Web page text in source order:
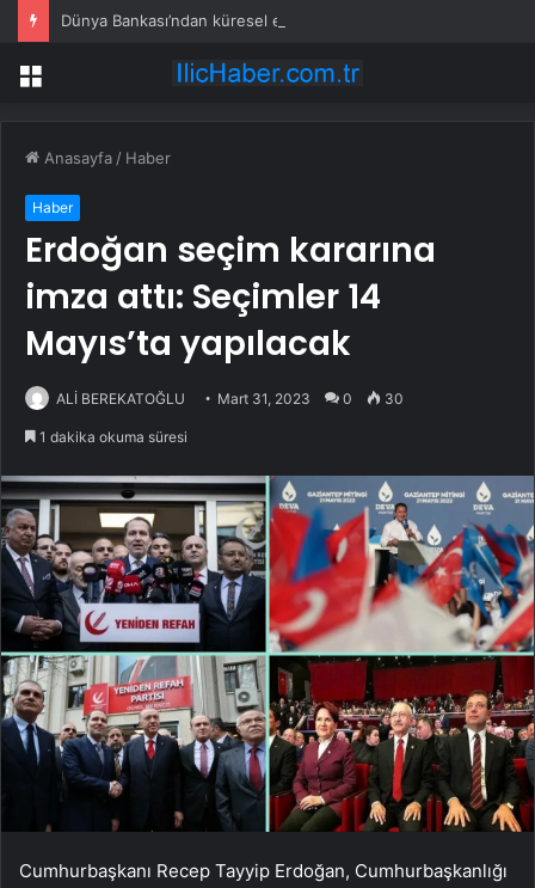
Dünya Bankası’ndan küresel ekonomik kriz uyarısı
Menü
Anasayfa / Haber
Haber
Erdoğan seçim kararına
imza attı: Seçimler 14
Mayıs’ta yapılacak
ALİ BEREKATOĞLU Mart 31, 2023 0 30
1 dakika okuma süresi
Cumhurbaşkanı Recep Tayyip Erdoğan, Cumhurbaşkanlığı